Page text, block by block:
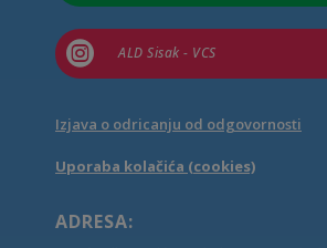
 ALD Sisak - VCS
Izjava o odricanju od odgovornosti
Uporaba kolačića (cookies)
ADRESA: